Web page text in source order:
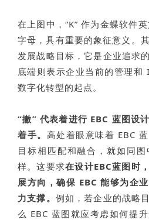
在上图中，“K” 作为金蝶软件
字母，具有重要的象征意义。
发展战略目标，它是企业追求
底端则表示企业当前的管理和
数字化转型的起点。
“撇” 代表着进行 EBC 蓝图设
着手。 高处着眼意味着 EBC
目标相匹配和融合，就如同
样。这要求在设计EBC蓝图时
展方向，确保 EBC 能够为企
力支撑。 例如，若企业的战略
么 EBC 蓝图就应考虑如何提